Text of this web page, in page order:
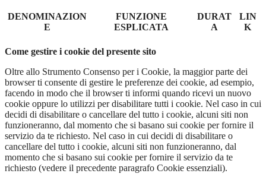
DENOMINAZION
E
FUNZIONE
ESPLICATA
DURAT
A
LIN
K
Come gestire i cookie del presente sito
Oltre allo Strumento Consenso per i Cookie, la maggior parte dei
browser ti consente di gestire le preferenze dei cookie, ad esempio,
facendo in modo che il browser ti informi quando ricevi un nuovo
cookie oppure lo utilizzi per disabilitare tutti i cookie. Nel caso in cui
decidi di disabilitare o cancellare del tutto i cookie, alcuni siti non
funzioneranno, dal momento che si basano sui cookie per fornire il
servizio da te richiesto. Nel caso in cui decidi di disabilitare o
cancellare del tutto i cookie, alcuni siti non funzioneranno, dal
momento che si basano sui cookie per fornire il servizio da te
richiesto (vedere il precedente paragrafo Cookie essenziali).